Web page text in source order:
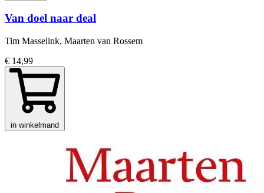
Van doel naar deal
Tim Masselink, Maarten van Rossem
€ 14,99
in winkelmand